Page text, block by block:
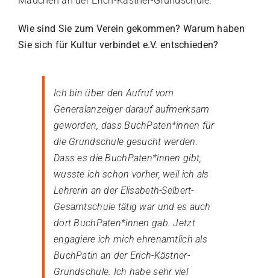
Wie sind Sie zum Verein gekommen? Warum haben
Sie sich für Kultur verbindet e.V. entschieden?
Ich bin über den Aufruf vom
Generalanzeiger darauf aufmerksam
geworden, dass BuchPaten*innen für
die Grundschule gesucht werden.
Dass es die BuchPaten*innen gibt,
wusste ich schon vorher, weil ich als
Lehrerin an der Elisabeth-Selbert-
Gesamtschule tätig war und es auch
dort BuchPaten*innen gab. Jetzt
engagiere ich mich ehrenamtlich als
BuchPatin an der Erich-Kästner-
Grundschule. Ich habe sehr viel